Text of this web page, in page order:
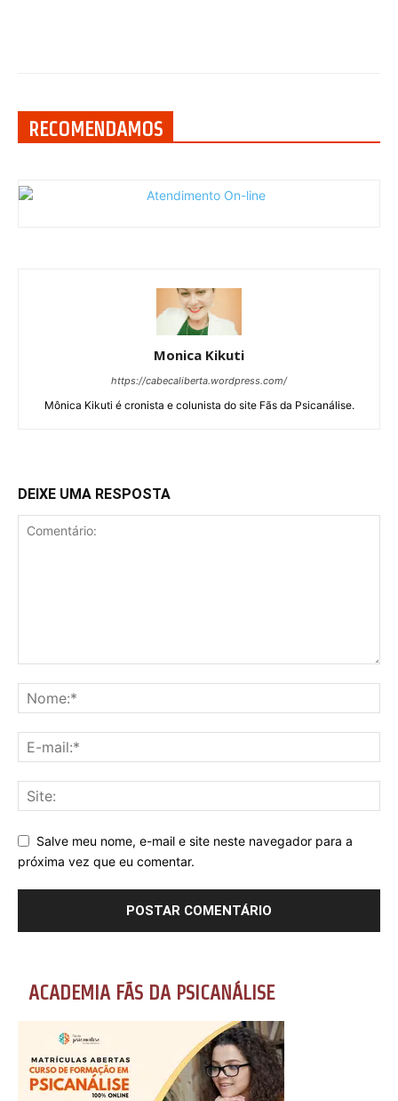
RECOMENDAMOS
Monica Kikuti
https://cabecaliberta.wordpress.com/
Mônica Kikuti é cronista e colunista do site Fãs da Psicanálise.
DEIXE UMA RESPOSTA
Salve meu nome, e-mail e site neste navegador para a
próxima vez que eu comentar.
ACADEMIA FÃS DA PSICANÁLISE